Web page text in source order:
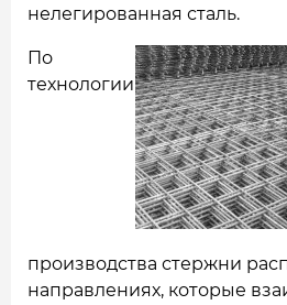
нелегированная сталь.
По
технологии
производства стержни
направлениях, которые